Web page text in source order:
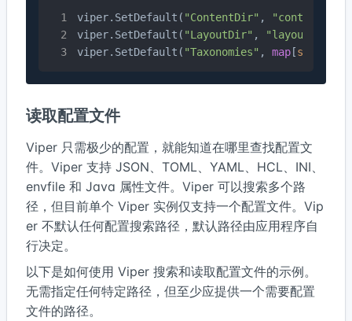
viper.SetDefault( "ContentDir" , "content"
viper.SetDefault( "LayoutDir" , "layouts"
viper.SetDefault( "Taxonomies" , map [string
读取配置文件
Viper 只需极少的配置，就能知道在哪里查找配置文
件。Viper 支持 JSON、TOML、YAML、HCL、INI、
envfile 和 Java 属性文件。Viper 可以搜索多个路
径，但目前单个 Viper 实例仅支持一个配置文件。Vip
er 不默认任何配置搜索路径，默认路径由应用程序自
行决定。
以下是如何使用 Viper 搜索和读取配置文件的示例。
无需指定任何特定路径，但至少应提供一个需要配置
文件的路径。